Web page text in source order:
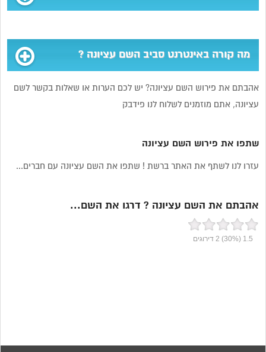
מה קורה באינטרנט סביב השם עציונה ?
אהבתם את פירוש השם עציונה? יש לכם הערות או שאלות בקשר לשם
עציונה, אתם מוזמנים לשלוח לנו פידבק
שתפו את פירוש השם עציונה
עזרו לנו לשתף את האתר ברשת ! שתפו את השם עציונה עם חברים...
אהבתם את השם עציונה ? דרגו את השם...
1.5
(30%)
2דירוגים